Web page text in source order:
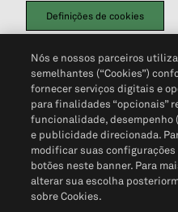
Definições de cookies
Política de PrivacidadePortal de
Não Venda Minhas Informações
Nós e nossos parceiros
semelhantes (“Cookies”)
fornecer serviços digitais e
para finalidades “opcionais”
funcionalidade, desempenho
e publicidade direcionada.
modificar suas
botões neste banner. Para
alterar sua escolha
sobre Cookies.